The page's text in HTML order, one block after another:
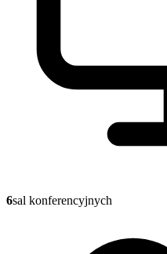
6sal konferencyjnych